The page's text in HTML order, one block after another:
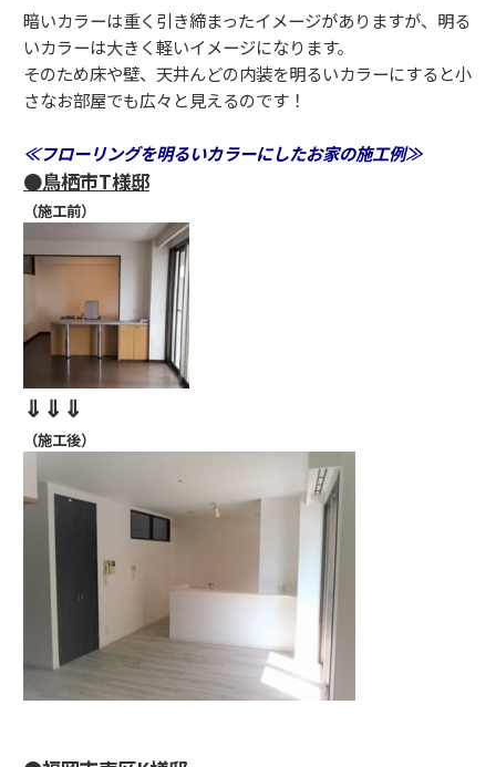
暗いカラーは重く引き締まったイメージがありますが、明る
いカラーは大きく軽いイメージになります。
そのため床や壁、天井んどの内装を明るいカラーにすると小
さなお部屋でも広々と見えるのです！
≪フローリングを明るいカラーにしたお家の施工例≫
●鳥栖市T様邸
（施工前）
⇓⇓⇓
（施工後）